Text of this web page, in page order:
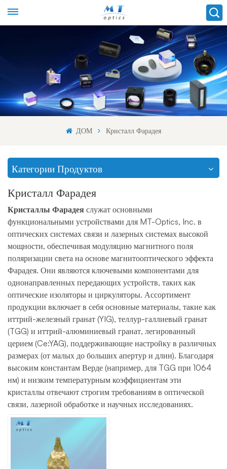
ДОМ Кристалл Фарадея
Категории Продуктов
Кристалл Фарадея
Кристаллы Фарадея служат основными
функциональными устройствами для MT-Optics, Inc. в
оптических системах связи и лазерных системах высокой
мощности, обеспечивая модуляцию магнитного поля
поляризации света на основе магнитооптического эффекта
Фарадея. Они являются ключевыми компонентами для
однонаправленных передающих устройств, таких как
оптические изоляторы и циркуляторы. Ассортимент
продукции включает в себя основные материалы, такие как
иттрий-железный гранат (YIG), теллур-галлиевый гранат
(TGG) и иттрий-алюминиевый гранат, легированный
церием (Ce:YAG), поддерживающие настройку в различных
размерах (от малых до больших апертур и длин). Благодаря
высоким константам Верде (например, для TGG при 1064
нм) и низким температурным коэффициентам эти
кристаллы отвечают строгим требованиям в оптической
связи, лазерной обработке и научных исследованиях.